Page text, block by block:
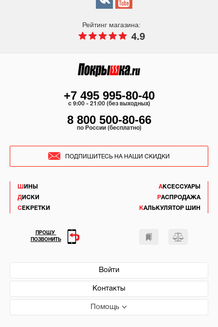
Рейтинг магазина:
4.9
ШИНЫ
ДИСКИ
СЕКРЕТКИ
АКСЕССУАРЫ
РАСПРОДАЖА
КАЛЬКУЛЯТОР ШИН
Войти
Контакты
Помощь
+7 495 995-80-40
c 9:00 - 21:00 (без выходных)
8 800 500-80-66
по России (бесплатно)
ПОДПИШИТЕСЬ НА НАШИ СКИДКИ
ПРОШУ
ПОЗВОНИТЬ